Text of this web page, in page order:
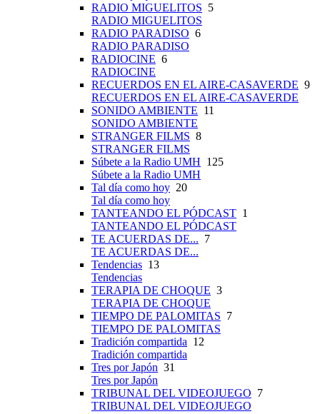
RADIO MIGUELITOS 5
RADIO MIGUELITOS
RADIO PARADISO 6
RADIO PARADISO
RADIOCINE 6
RADIOCINE
RECUERDOS EN EL AIRE-CASAVERDE 9
RECUERDOS EN EL AIRE-CASAVERDE
SONIDO AMBIENTE 11
SONIDO AMBIENTE
STRANGER FILMS 8
STRANGER FILMS
Súbete a la Radio UMH 125
Súbete a la Radio UMH
Tal día como hoy 20
Tal día como hoy
TANTEANDO EL PÓDCAST 1
TANTEANDO EL PÓDCAST
TE ACUERDAS DE... 7
TE ACUERDAS DE...
Tendencias 13
Tendencias
TERAPIA DE CHOQUE 3
TERAPIA DE CHOQUE
TIEMPO DE PALOMITAS 7
TIEMPO DE PALOMITAS
Tradición compartida 12
Tradición compartida
Tres por Japón 31
Tres por Japón
TRIBUNAL DEL VIDEOJUEGO 7
TRIBUNAL DEL VIDEOJUEGO